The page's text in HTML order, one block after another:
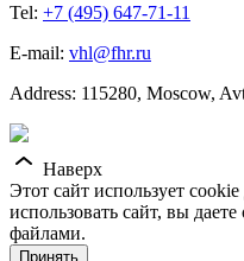
Tel: +7 (495) 647-71-11
E-mail: vhl@fhr.ru
Address: 115280, Moscow,
Наверх
Этот сайт использует
использовать сайт, вы
файлами.
Принять